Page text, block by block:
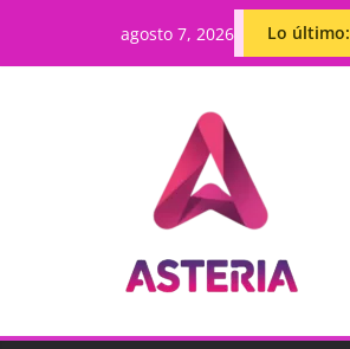
agosto 7, 2026 Lo último: